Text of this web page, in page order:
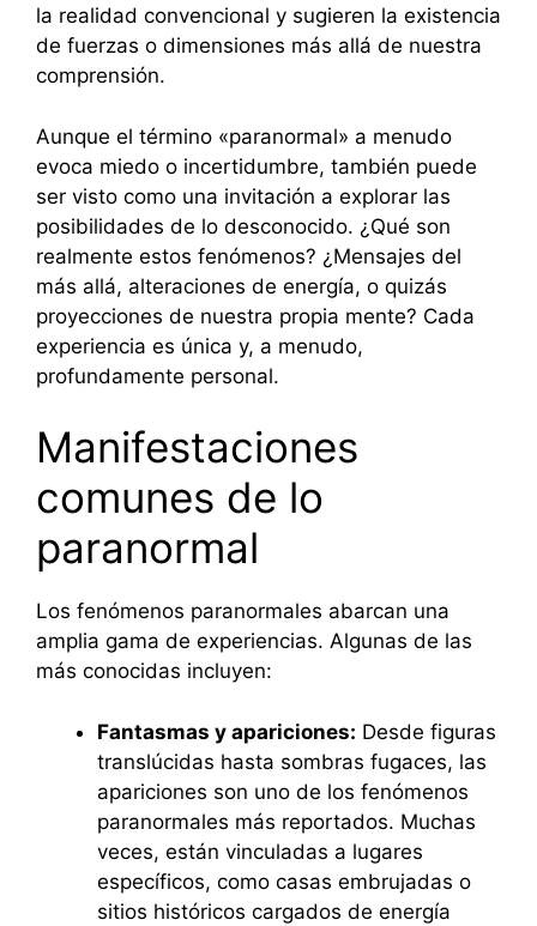
la realidad convencional y sugieren la existencia
de fuerzas o dimensiones más allá de nuestra
comprensión.
Aunque el término «paranormal» a menudo
evoca miedo o incertidumbre, también puede
ser visto como una invitación a explorar las
posibilidades de lo desconocido. ¿Qué son
realmente estos fenómenos? ¿Mensajes del
más allá, alteraciones de energía, o quizás
proyecciones de nuestra propia mente? Cada
experiencia es única y, a menudo,
profundamente personal.
Manifestaciones
comunes de lo
paranormal
Los fenómenos paranormales abarcan una
amplia gama de experiencias. Algunas de las
más conocidas incluyen:
Fantasmas y apariciones: Desde figuras
translúcidas hasta sombras fugaces, las
apariciones son uno de los fenómenos
paranormales más reportados. Muchas
veces, están vinculadas a lugares
específicos, como casas embrujadas o
sitios históricos cargados de energía